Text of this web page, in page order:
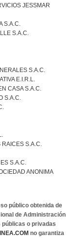
JESSMAR
S.A.C.
S.A.C.
S.A.C.
E.I.R.L.
CASA S.A.C.
S.A.C.
S.A.C.
S.A.C.
ANONIMA
público obtenida de
de Administración
públicas o privadas
no garantiza